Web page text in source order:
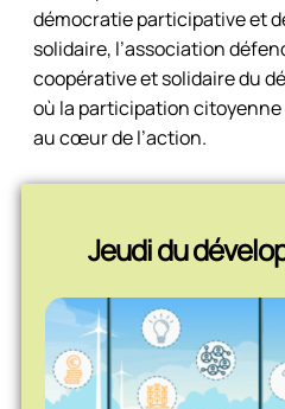
démocratie participative et
solidaire, l’association
coopérative et solidaire du
où la participation
au cœur de l’action.
Jeudi du